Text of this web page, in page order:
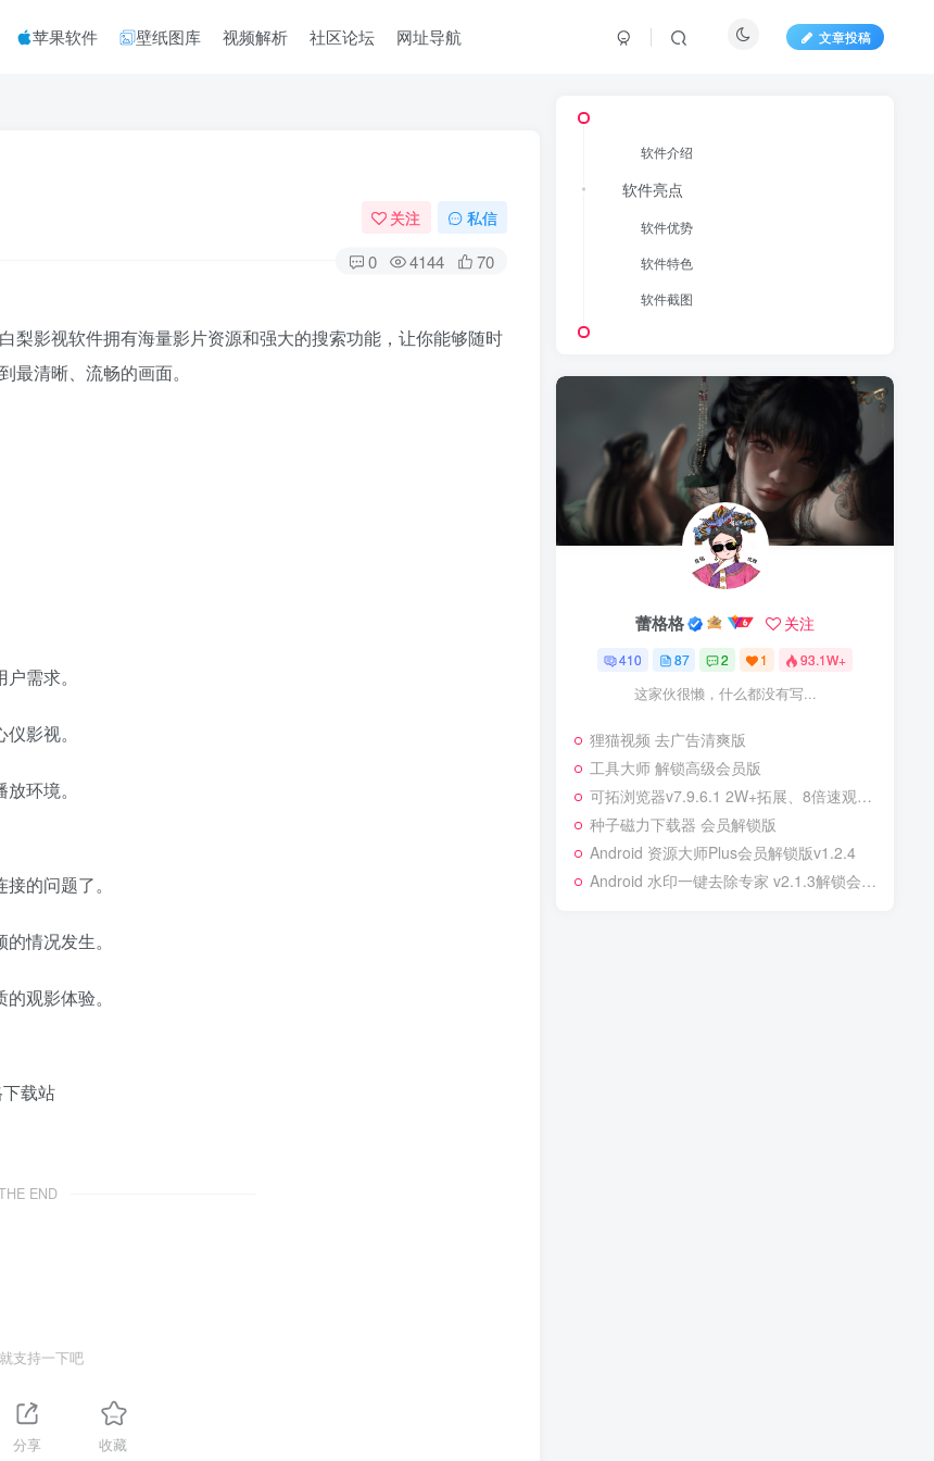
苹果软件 壁纸图库 视频解析 社区论坛 网址导航 文章投稿
关注 私信
0 4144 70
梨影视软件拥有海量影片资源和强大的搜索功能，让你能够随时
清晰、流畅的画面。
需求。
影视。
环境。
的问题了。
情况发生。
观影体验。
END
支持一下吧
分享 收藏
软件介绍
软件亮点
软件优势
软件特色
软件截图
蕾格格 关注
410 87 2 1 93.1W+
这家伙很懒，什么都没有写...
狸猫视频 去广告清爽版
工具大师 解锁高级会员版
可拓浏览器v7.9.6.1 2W+拓展、8倍速观影、AI搜索全都有
种子磁力下载器 会员解锁版
Android 资源大师Plus会员解锁版v1.2.4
Android 水印一键去除专家 v2.1.3解锁会员版